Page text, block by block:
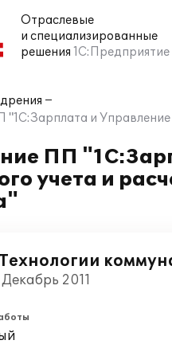
Отраслевые
и специализированные
решения 1С:Предприятие
"1С:Зарплата и
ПП
учета и
2011